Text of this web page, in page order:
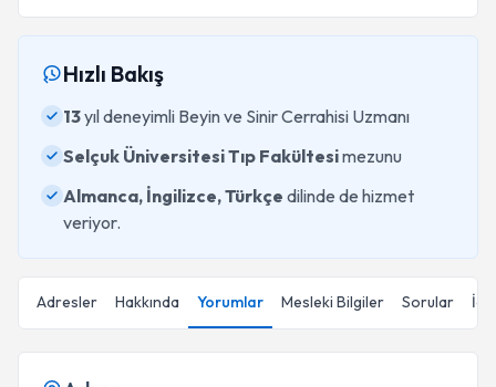
Hızlı Bakış
13yıl deneyimli Beyin ve Sinir Cerrahisi Uzmanı
Selçuk Üniversitesi Tıp Fakültesimezunu
Almanca, İngilizce, Türkçe dilinde de hizmet
veriyor.
Adresler Hakkında Yorumlar Mesleki Bilgiler Sorular